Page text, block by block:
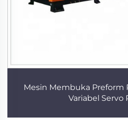
Mesin Membuka Preform
Variabel Servo